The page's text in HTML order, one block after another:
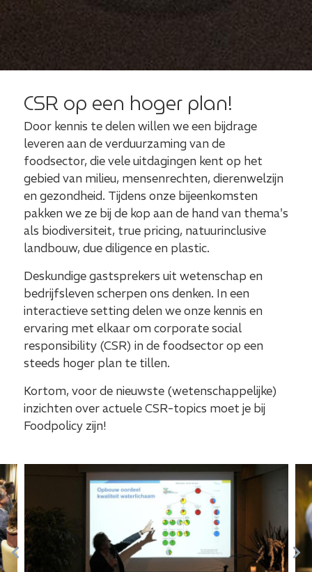
CSR op een hoger plan!
Door kennis te delen willen we een bijdrage
leveren aan de verduurzaming van de
foodsector, die vele uitdagingen kent op het
gebied van milieu, mensenrechten, dierenwelzijn
en gezondheid. Tijdens onze bijeenkomsten
pakken we ze bij de kop aan de hand van thema's
als biodiversiteit, true pricing, natuurinclusive
landbouw, due diligence en plastic.
Deskundige gastsprekers uit wetenschap en
bedrijfsleven scherpen ons denken. In een
interactieve setting delen we onze kennis en
ervaring met elkaar om corporate social
responsibility (CSR) in de foodsector op een
steeds hoger plan te tillen.
Kortom, voor de nieuwste (wetenschappelijke)
inzichten over actuele CSR-topics moet je bij
Foodpolicy zijn!